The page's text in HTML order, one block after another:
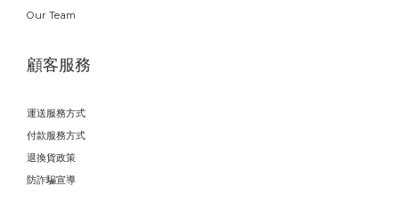
Our Team
顧客服務
運送服務方式
付款服務方式
退換貨政策
防詐騙宣導